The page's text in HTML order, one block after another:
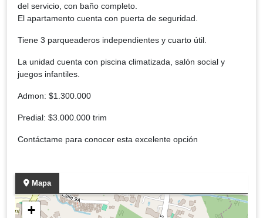
del servicio, con baño completo.
El apartamento cuenta con puerta de seguridad.
Tiene 3 parqueaderos independientes y cuarto útil.
La unidad cuenta con piscina climatizada, salón social y
juegos infantiles.
Admon: $1.300.000
Predial: $3.000.000 trim
Contáctame para conocer esta excelente opción
Mapa
+